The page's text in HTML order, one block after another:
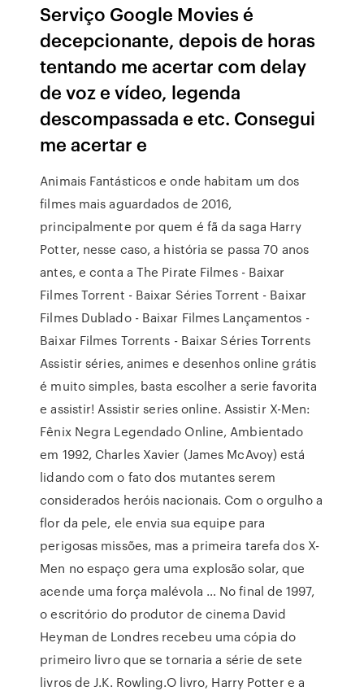
Serviço Google Movies é
decepcionante, depois de horas
tentando me acertar com delay
de voz e vídeo, legenda
descompassada e etc. Consegui
me acertar e
Animais Fantásticos e onde habitam um dos
filmes mais aguardados de 2016,
principalmente por quem é fã da saga Harry
Potter, nesse caso, a história se passa 70 anos
antes, e conta a The Pirate Filmes - Baixar
Filmes Torrent - Baixar Séries Torrent - Baixar
Filmes Dublado - Baixar Filmes Lançamentos -
Baixar Filmes Torrents - Baixar Séries Torrents
Assistir séries, animes e desenhos online grátis
é muito simples, basta escolher a serie favorita
e assistir! Assistir series online. Assistir X-Men:
Fênix Negra Legendado Online, Ambientado
em 1992, Charles Xavier (James McAvoy) está
lidando com o fato dos mutantes serem
considerados heróis nacionais. Com o orgulho a
flor da pele, ele envia sua equipe para
perigosas missões, mas a primeira tarefa dos X-
Men no espaço gera uma explosão solar, que
acende uma força malévola … No final de 1997,
o escritório do produtor de cinema David
Heyman de Londres recebeu uma cópia do
primeiro livro que se tornaria a série de sete
livros de J.K. Rowling.O livro, Harry Potter e a